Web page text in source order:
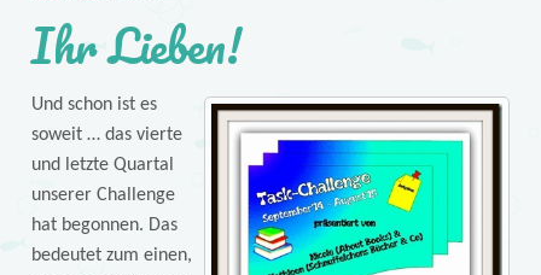
Ihr Lieben!
Und schon ist es
soweit … das vierte
und letzte Quartal
unserer Challenge
hat begonnen. Das
bedeutet zum einen,